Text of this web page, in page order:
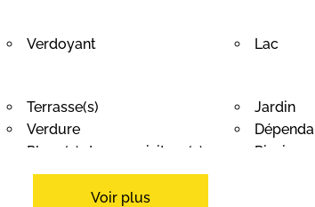
Verdoyant Lac
Terrasse(s)
Jardin
Verdure
Place(s) de parc visiteur(s)
Piscine
Voir plus